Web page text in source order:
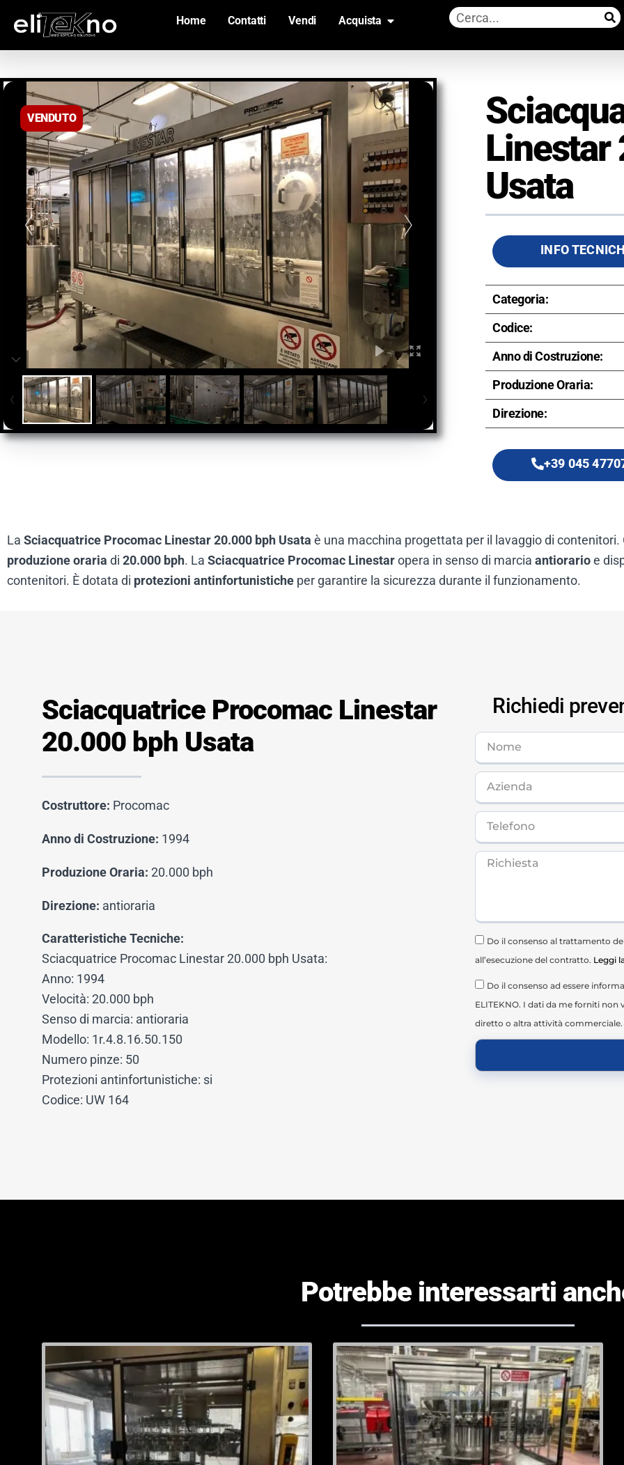
Home Contatti Vendi Acquista
VENDUTO
Linestar
Usata
INFO
Categoria:
Codice:
Anno di Costruzione:
Produzione Oraria:
Direzione:
+39 045
La Sciacquatrice Procomac Linestar 20.000 bph Usata è una macchina progettata per il lavaggio di
produzione oraria di 20.000 bph. La Sciacquatrice Procomac Linestaropera in senso di marcia antiorarioe
contenitori. È dotata di protezioni antinfortunistiche per garantire la sicurezza durante il funzionamento.
Sciacquatrice Procomac Linestar
20.000 bph Usata
Costruttore: Procomac
Anno di Costruzione: 1994
Produzione Oraria: 20.000 bph
Direzione: antioraria
Caratteristiche Tecniche:
Sciacquatrice Procomac Linestar 20.000 bph Usata:
Anno: 1994
Velocità: 20.000 bph
Senso di marcia: antioraria
Modello: 1r.4.8.16.50.150
Numero pinze: 50
Protezioni antinfortunistiche: si
Codice: UW 164
Richiedi
Do il consenso al trattamento
all’esecuzione del contratto. Leggi
Do il consenso ad essere
ELITEKNO. I dati da me forniti
diretto o altra attività commerciale.
Potrebbe interessarti